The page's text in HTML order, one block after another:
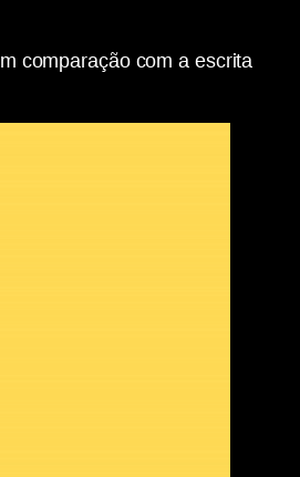
comparação com a escrita